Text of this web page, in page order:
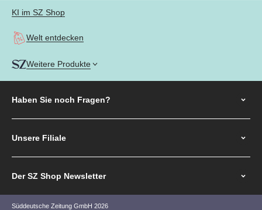
KI im SZ Shop
Welt entdecken
Weitere Produkte
Haben Sie noch Fragen?
Unsere Filiale
Der SZ Shop Newsletter
Süddeutsche Zeitung GmbH 2026